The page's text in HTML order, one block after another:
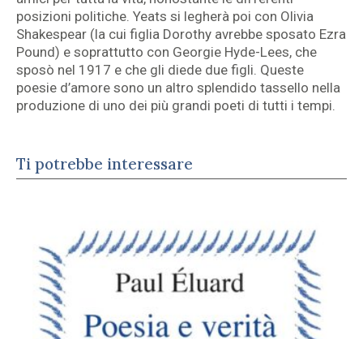
posizioni politiche. Yeats si legherà poi con Olivia
Shakespear (la cui figlia Dorothy avrebbe sposato Ezra
Pound) e soprattutto con Georgie Hyde-Lees, che
sposò nel 1917 e che gli diede due figli. Queste
poesie d’amore sono un altro splendido tassello nella
produzione di uno dei più grandi poeti di tutti i tempi.
Ti potrebbe interessare